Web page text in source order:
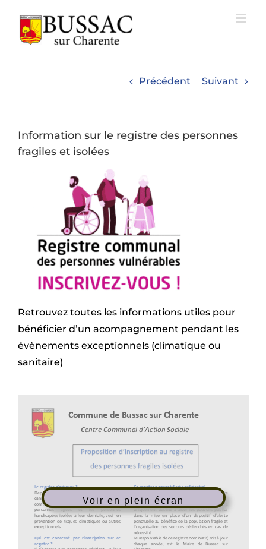
contenu
Précédent Suivant
Information sur le registre des personnes
fragiles et isolées
Retrouvez toutes les informations utiles pour
bénéficier d’un acompagnement pendant les
évènements exceptionnels (climatique ou
sanitaire)
Voir en plein écran